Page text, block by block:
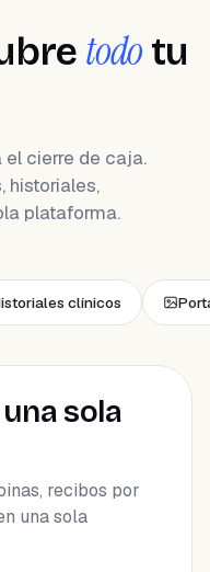
todo tu
el cierre de caja.
historiales,
plataforma.
clínicos
sola
recibos por
una sola